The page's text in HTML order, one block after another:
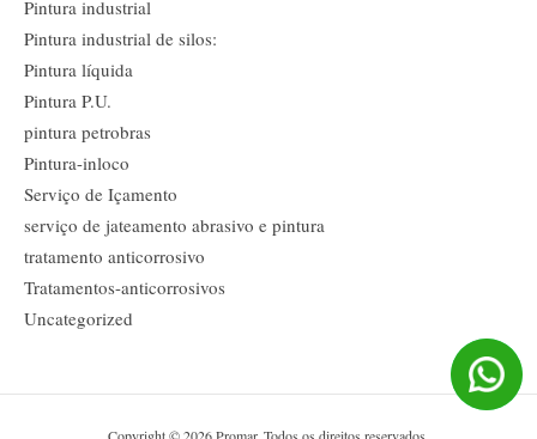
Pintura industrial
Pintura industrial de silos:
Pintura líquida
Pintura P.U.
pintura petrobras
Pintura-inloco
Serviço de Içamento
serviço de jateamento abrasivo e pintura
tratamento anticorrosivo
Tratamentos-anticorrosivos
Uncategorized